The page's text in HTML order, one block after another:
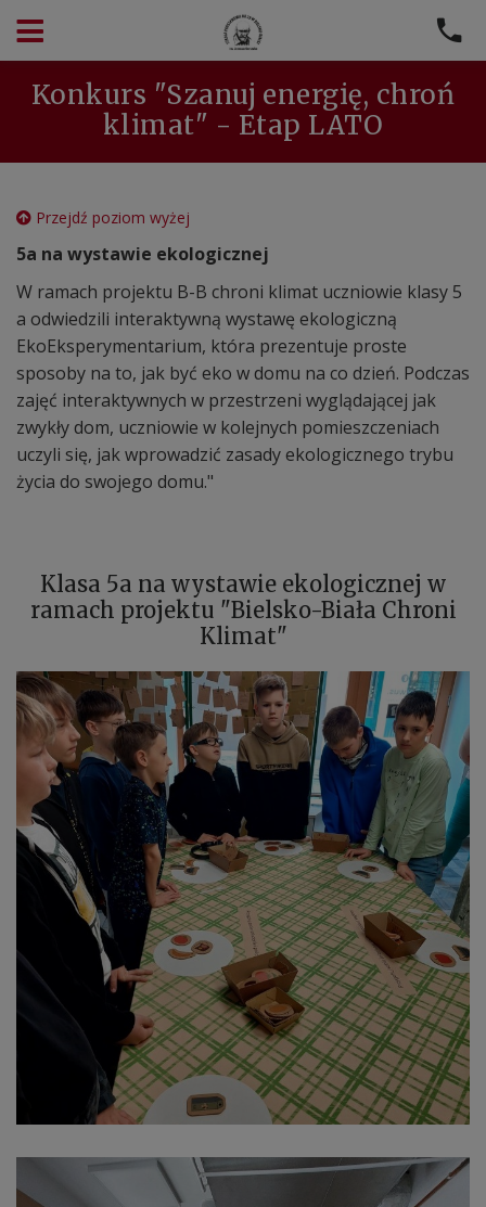
Konkurs "Szanuj energię, chroń
klimat" - Etap LATO
Przejdź poziom wyżej
5a na wystawie ekologicznej
W ramach projektu B-B chroni klimat uczniowie klasy 5
a odwiedzili interaktywną wystawę ekologiczną
EkoEksperymentarium, która prezentuje proste
sposoby na to, jak być eko w domu na co dzień. Podczas
zajęć interaktywnych w przestrzeni wyglądającej jak
zwykły dom, uczniowie w kolejnych pomieszczeniach
uczyli się, jak wprowadzić zasady ekologicznego trybu
życia do swojego domu."
Klasa 5a na wystawie ekologicznej w
ramach projektu "Bielsko-Biała Chroni
Klimat"